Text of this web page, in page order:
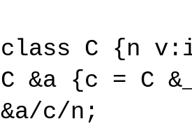
class C {n
C &a {c = C
&a/c/n;